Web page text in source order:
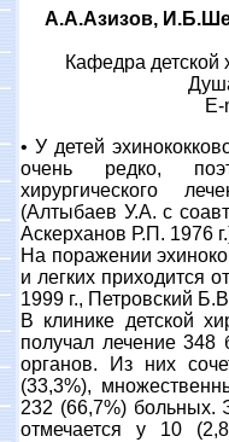
А.А.Азизов,
Кафедра детской
• У детей
очень редко,
хирургического
(Алтыбаев У.А. с
Аскерханов Р.П. 1976
На поражении
и легких приходится
1999 г., Петровский
В клинике детской
получал лечение 348
органов. Из них
(33,3%),
232 (66,7%) больных.
отмечается у 10